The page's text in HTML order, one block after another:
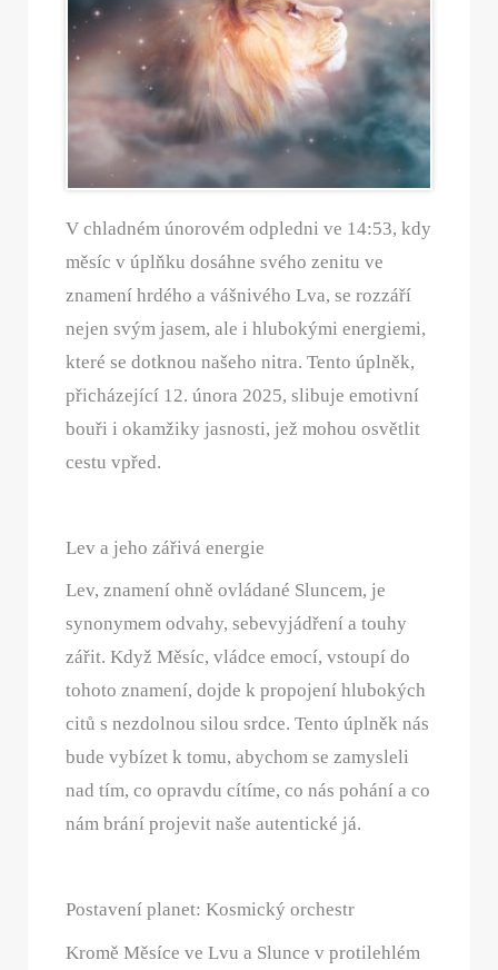
V chladném únorovém odpledni ve 14:53, kdy
měsíc v úplňku dosáhne svého zenitu ve
znamení hrdého a vášnivého Lva, se rozzáří
nejen svým jasem, ale i hlubokými energiemi,
které se dotknou našeho nitra. Tento úplněk,
přicházející 12. února 2025, slibuje emotivní
bouři i okamžiky jasnosti, jež mohou osvětlit
cestu vpřed.
Lev a jeho zářivá energie
Lev, znamení ohně ovládané Sluncem, je
synonymem odvahy, sebevyjádření a touhy
zářit. Když Měsíc, vládce emocí, vstoupí do
tohoto znamení, dojde k propojení hlubokých
citů s nezdolnou silou srdce. Tento úplněk nás
bude vybízet k tomu, abychom se zamysleli
nad tím, co opravdu cítíme, co nás pohání a co
nám brání projevit naše autentické já.
Postavení planet: Kosmický orchestr
Kromě Měsíce ve Lvu a Slunce v protilehlém